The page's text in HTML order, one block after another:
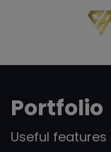
Portfolio
Useful